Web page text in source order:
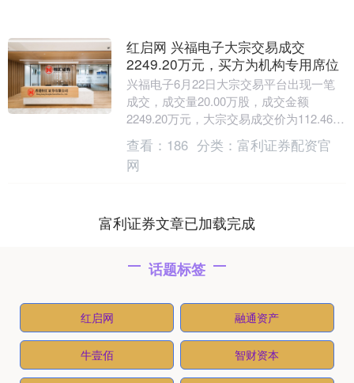
红启网 兴福电子大宗交易成交
2249.20万元，买方为机构专用席位
兴福电子6月22日大宗交易平台出现一笔
成交，成交量20.00万股，成交金额
2249.20万元，大宗交易成交价为112.46
元，相对今日收盘价折价1.00%。该笔....
查看： 186 分类： 富利证券配资官
网
富利证券文章已加载完成
话题标签
红启网 融通资产
牛壹佰 智财资本